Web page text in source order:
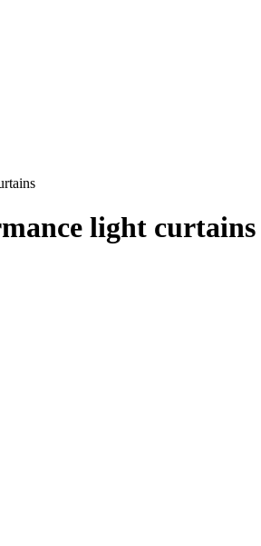
light curtains